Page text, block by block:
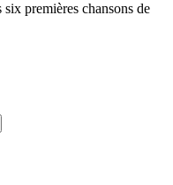
premières chansons de